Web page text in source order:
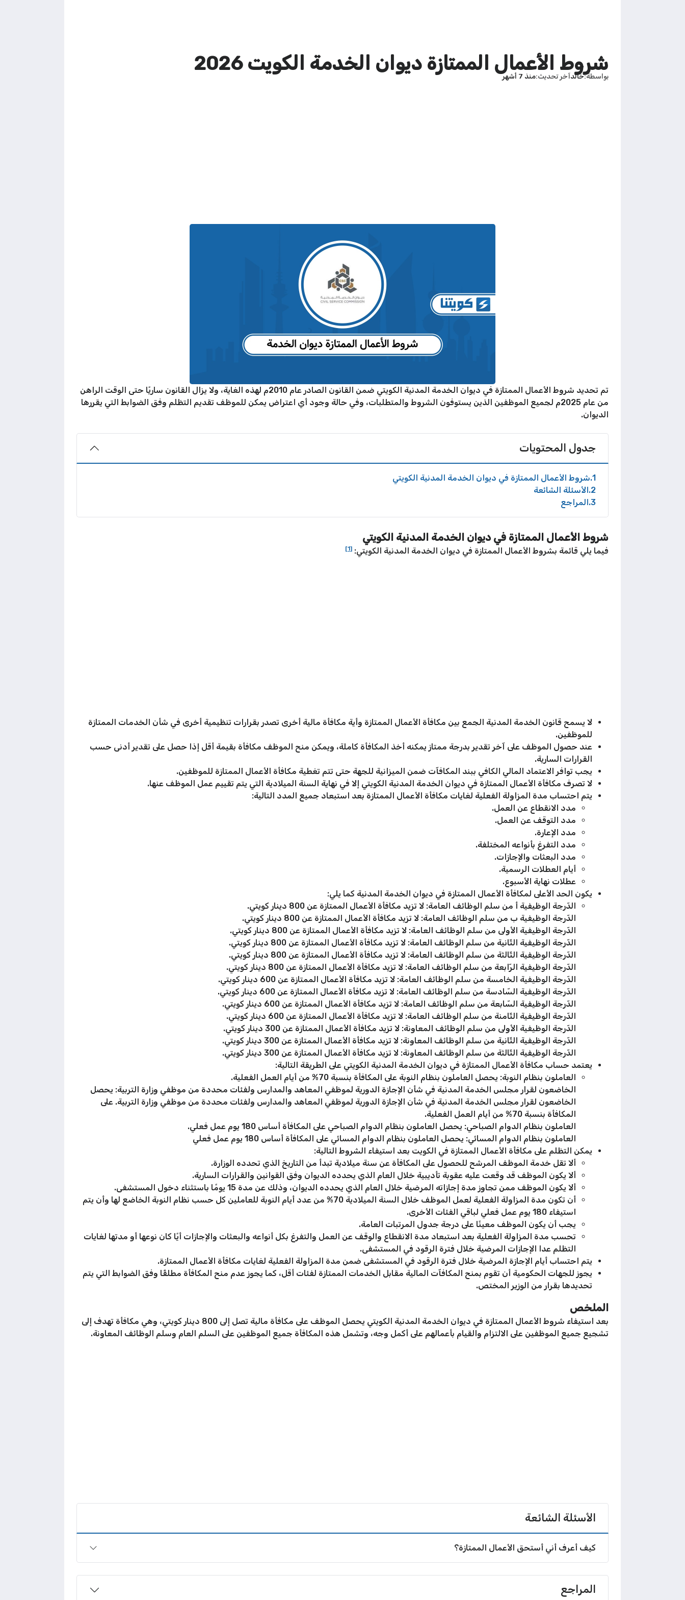
شروط الأعمال الممتازة ديوان الخدمة الكويت 2026
بواسطة خالدآخر تحديث منذ 7 أشهر
تم تحديد شروط الأعمال الممتازة في ديوان الخدمة المدنية الكويتي ضمن القانون الصادر عام 2010م لهذه الغاية، ولا يزال القانون ساريًا حتى الوقت الراهن
من عام 2025م لجميع الموظفين الذين يستوفون الشروط والمتطلبات، وفي حالة وجود أي اعتراض يمكن للموظف تقديم التظلم وفق الضوابط التي يقررها
الديوان.
جدول المحتويات
1 شروط الأعمال الممتازة في ديوان الخدمة المدنية الكويتي
2 الأسئلة الشائعة
3 المراجع
شروط الأعمال الممتازة في ديوان الخدمة المدنية الكويتي
فيما يلي قائمة بشروط الأعمال الممتازة في ديوان الخدمة المدنية الكويتي: [1]
لا يسمح قانون الخدمة المدنية الجمع بين مكافأة الأعمال الممتازة وأية مكافأة مالية أخرى تصدر بقرارات تنظيمية أخرى في شأن الخدمات الممتازة
للموظفين.
عند حصول الموظف على آخر تقدير بدرجة ممتاز يمكنه أخذ المكافأة كاملة، ويمكن منح الموظف مكافأة بقيمة أقل إذا حصل على تقدير أدنى حسب
القرارات السارية.
يجب توافر الاعتماد المالي الكافي ببند المكافآت ضمن الميزانية للجهة حتى تتم تغطية مكافأة الأعمال الممتازة للموظفين.
لا تصرف مكافأة الأعمال الممتازة في ديوان الخدمة المدنية الكويتي إلا في نهاية السنة الميلادية التي يتم تقييم عمل الموظف عنها.
يتم احتساب مدة المزاولة الفعلية لغايات مكافأة الأعمال الممتازة بعد استبعاد جميع المدد التالية:
مدد الانقطاع عن العمل.
مدد التوقف عن العمل.
مدد الإعارة.
مدد التفرغ بأنواعه المختلفة.
مدد البعثات والإجازات.
أيام العطلات الرسمية.
عطلات نهاية الأسبوع.
يكون الحد الأعلى لمكافأة الأعمال الممتازة في ديوان الخدمة المدنية كما يلي:
الدّرجة الوظيفية أ من سلم الوظائف العامة: لا تزيد مكافأة الأعمال الممتازة عن 800 دينار كويتي.
الدّرجة الوظيفية ب من سلم الوظائف العامة: لا تزيد مكافأة الأعمال الممتازة عن 800 دينار كويتي.
الدّرجة الوظيفية الأولى من سلم الوظائف العامة: لا تزيد مكافأة الأعمال الممتازة عن 800 دينار كويتي.
الدّرجة الوظيفية الثّانية من سلم الوظائف العامة: لا تزيد مكافأة الأعمال الممتازة عن 800 دينار كويتي.
الدّرجة الوظيفية الثّالثة من سلم الوظائف العامة: لا تزيد مكافأة الأعمال الممتازة عن 800 دينار كويتي.
الدّرجة الوظيفية الرّابعة من سلم الوظائف العامة: لا تزيد مكافأة الأعمال الممتازة عن 800 دينار كويتي.
الدّرجة الوظيفية الخامسة من سلم الوظائف العامة: لا تزيد مكافأة الأعمال الممتازة عن 600 دينار كويتي.
الدّرجة الوظيفية السّادسة من سلم الوظائف العامة: لا تزيد مكافأة الأعمال الممتازة عن 600 دينار كويتي.
الدّرجة الوظيفية السّابعة من سلم الوظائف العامة: لا تزيد مكافأة الأعمال الممتازة عن 600 دينار كويتي.
الدّرجة الوظيفية الثّامنة من سلم الوظائف العامة: لا تزيد مكافأة الأعمال الممتازة عن 600 دينار كويتي.
الدّرجة الوظيفية الأولى من سلم الوظائف المعاونة: لا تزيد مكافأة الأعمال الممتازة عن 300 دينار كويتي.
الدّرجة الوظيفية الثّانية من سلم الوظائف المعاونة: لا تزيد مكافأة الأعمال الممتازة عن 300 دينار كويتي.
الدّرجة الوظيفية الثّالثة من سلم الوظائف المعاونة: لا تزيد مكافأة الأعمال الممتازة عن 300 دينار كويتي.
يعتمد حساب مكافأة الأعمال الممتازة في ديوان الخدمة المدنية الكويتي على الطريقة التالية:
العاملون بنظام النوبة: يحصل العاملون بنظام النوبة على المكافأة بنسبة 70% من أيام العمل الفعلية.
الخاضعون لقرار مجلس الخدمة المدنية في شأن الإجازة الدورية لموظفي المعاهد والمدارس ولفئات محددة من موظفي وزارة التربية: يحصل
الخاضعون لقرار مجلس الخدمة المدنية في شأن الإجازة الدورية لموظفي المعاهد والمدارس ولفئات محددة من موظفي وزارة التربية. على
المكافأة بنسبة 70% من أيام العمل الفعلية.
العاملون بنظام الدوام الصباحي: يحصل العاملون بنظام الدوام الصباحي على المكافأة أساس 180 يوم عمل فعلي.
العاملون بنظام الدوام المسائي: يحصل العاملون بنظام الدوام المسائي على المكافأة أساس 180 يوم عمل فعلي
يمكن التظلم على مكافأة الأعمال الممتازة في الكويت بعد استيفاء الشروط التالية:
ألا تقل خدمة الموظف المرشح للحصول على المكافأة عن سنة ميلادية تبدأ من التاريخ الذي تحدده الوزارة.
ألا يكون الموظف قد وقعت عليه عقوبة تأديبية خلال العام الذي يحدده الديوان وفق القوانين والقرارات السارية.
ألا يكون الموظف ممن تجاوز مدة إجازاته المرضية خلال العام الذي يحدده الديوان، وذلك عن مدة 15 يومًا باستثناء دخول المستشفى.
أن تكون مدة المزاولة الفعلية لعمل الموظف خلال السنة الميلادية 70% من عدد أيام النوبة للعاملين كل حسب نظام النوبة الخاضع لها وأن يتم
استيفاء 180 يوم عمل فعلي لباقي الفئات الأخرى.
يجب أن يكون الموظف معينًا على درجة جدول المرتبات العامة.
تحسب مدة المزاولة الفعلية بعد استبعاد مدة الانقطاع والوقف عن العمل والتفرغ بكل أنواعه والبعثات والإجازات أيًا كان نوعها أو مدتها لغايات
التظلم عدا الإجازات المرضية خلال فترة الرقود في المستشفى.
يتم احتساب أيام الإجازة المرضية خلال فترة الرقود في المستشفى ضمن مدة المزاولة الفعلية لغايات مكافأة الأعمال الممتازة.
يجوز للجهات الحكومية أن تقوم بمنح المكافآت المالية مقابل الخدمات الممتازة لفئات أقل، كما يجوز عدم منح المكافأة مطلقًا وفق الضوابط التي يتم
تحديدها بقرار من الوزير المختص.
الملخص
بعد استيفاء شروط الأعمال الممتازة في ديوان الخدمة المدنية الكويتي يحصل الموظف على مكافأة مالية تصل إلى 800 دينار كويتي، وهي مكافأة تهدف إلى
تشجيع جميع الموظفين على الالتزام والقيام بأعمالهم على أكمل وجه، وتشمل هذه المكافأة جميع الموظفين على السلم العام وسلم الوظائف المعاونة.
الأسئلة الشائعة
كيف أعرف أني أستحق الأعمال الممتازة؟
المراجع